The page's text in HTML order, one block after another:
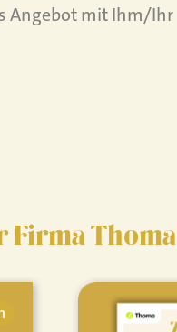
Angebot mit Ihm/Ihr
Firma Thoma